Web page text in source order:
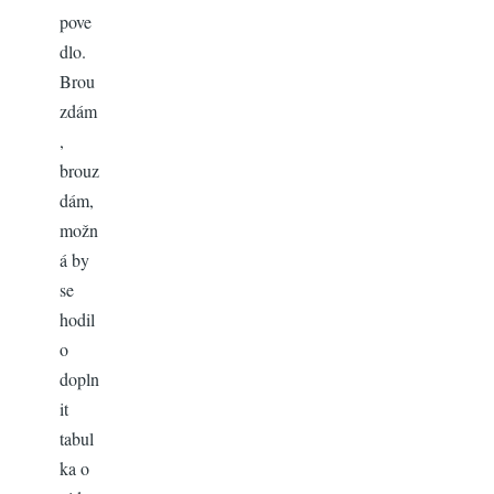
pove
dlo.
Brou
zdám
,
brouz
dám,
možn
á by
se
hodil
o
dopln
it
tabul
ka o